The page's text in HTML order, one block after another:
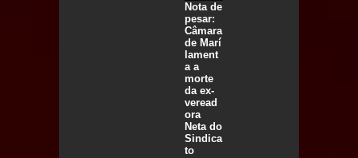
Nota de
pesar:
Câmara
de Marí
lament
a a
morte
da ex-
veread
ora
Neta do
Sindica
to